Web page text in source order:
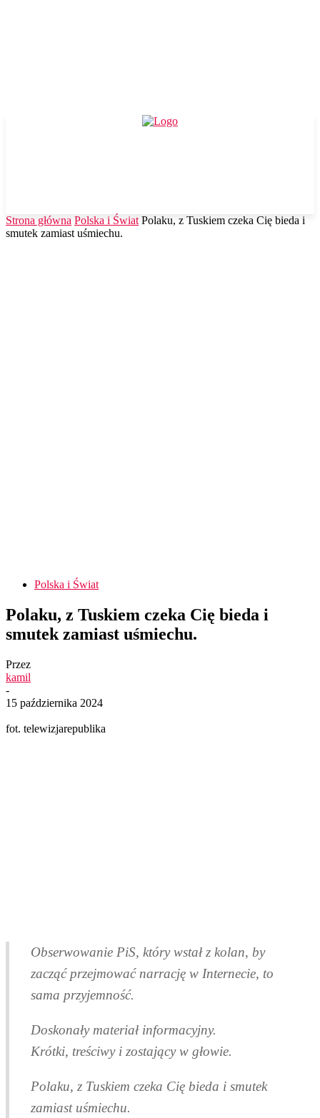
Strona główna Polska i Świat Polaku, z Tuskiem czeka Cię bieda i
smutek zamiast uśmiechu.
Polska i Świat
Polaku, z Tuskiem czeka Cię bieda i
smutek zamiast uśmiechu.
Przez
kamil
-
15 października 2024
fot. telewizjarepublika
Obserwowanie PiS, który wstał z kolan, by
zacząć przejmować narrację w Internecie, to
sama przyjemność.
Doskonały materiał informacyjny.
Krótki, treściwy i zostający w głowie.
Polaku, z Tuskiem czeka Cię bieda i smutek
zamiast uśmiechu.